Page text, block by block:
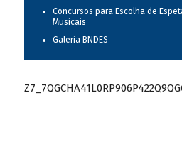
Concursos para Escolha de
Musicais
Galeria BNDES